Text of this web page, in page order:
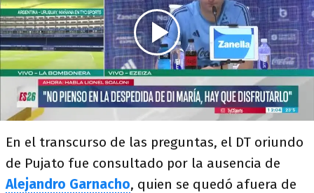
En el transcurso de las preguntas, el DT oriundo
de Pujato fue consultado por la ausencia de
Alejandro Garnacho, quien se quedó afuera de